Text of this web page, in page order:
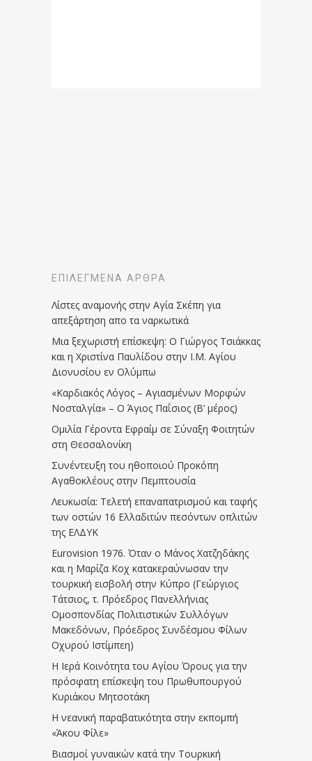
ΕΠΙΛΕΓΜΈΝΑ ΆΡΘΡΑ
Λίστες αναμονής στην Αγία Σκέπη για
απεξάρτηση απο τα ναρκωτικά
Μια ξεχωριστή επίσκεψη: Ο Γιώργος Τσιάκκας
και η Χριστίνα Παυλίδου στην Ι.Μ. Αγίου
Διονυσίου εν Ολύμπω
«Καρδιακός Λόγος – Αγιασμένων Μορφών
Νοσταλγία» – Ο Άγιος Παΐσιος (Β’ μέρος)
Ομιλία Γέροντα Εφραίμ σε Σύναξη Φοιτητών
στη Θεσσαλονίκη
Συνέντευξη του ηθοποιού Προκόπη
Αγαθοκλέους στην Πεμπτουσία
Λευκωσία: Τελετή επαναπατρισμού και ταφής
των οστών 16 Ελλαδιτών πεσόντων οπλιτών
της ΕΛΔΥΚ
Eurovision 1976. Όταν ο Μάνος Χατζηδάκης
και η Μαρίζα Κοχ κατακεραύνωσαν την
τουρκική εισβολή στην Κύπρο (Γεώργιος
Τάτσιος, τ. Πρόεδρος Πανελλήνιας
Ομοσπονδίας Πολιτιστικών Συλλόγων
Μακεδόνων, Πρόεδρος Συνδέσμου Φίλων
Οχυρού Ιστίμπεη)
Η Ιερά Κοινότητα του Αγίου Όρους για την
πρόσφατη επίσκεψη του Πρωθυπουργού
Κυριάκου Μητσοτάκη
Η νεανική παραβατικότητα στην εκπομπή
«Άκου Φίλε»
Βιασμοί γυναικών κατά την Τουρκική